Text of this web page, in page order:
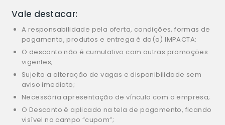
Vale destacar:
A responsabilidade pela oferta, condições, formas de
pagamento, produtos e entrega é do(a) IMPACTA:
O desconto não é cumulativo com outras promoções
vigentes;
Sujeita a alteração de vagas e disponibilidade sem
aviso imediato;
Necessária apresentação de vínculo com a empresa;
O Desconto é aplicado na tela de pagamento, ficando
visível no campo “cupom”;